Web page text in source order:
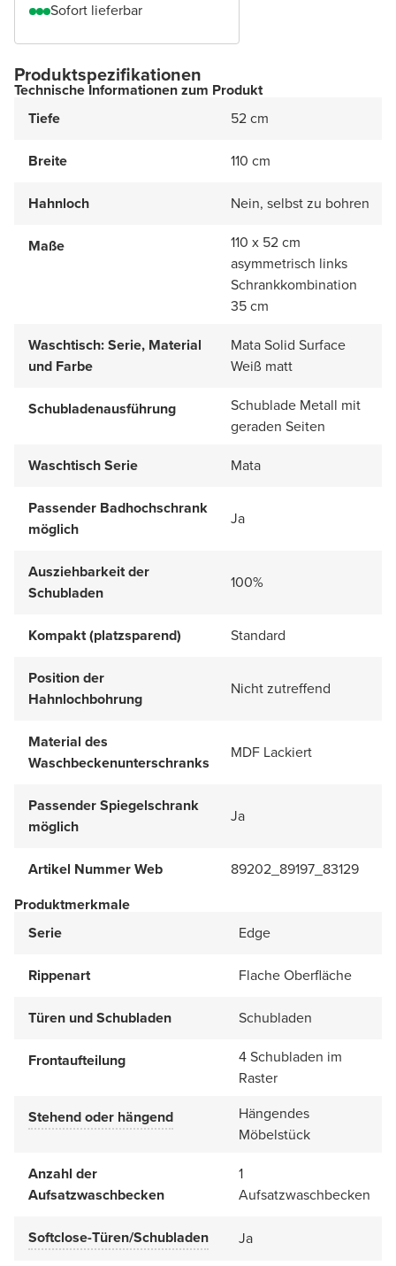
Sofort lieferbar
Produktspezifikationen
Technische Informationen zum Produkt
Tiefe
52 cm
Breite 110 cm
Hahnloch Nein, selbst zu bohren
Maße
110 x 52 cm
asymmetrisch links
Schrankkombination
35 cm
Waschtisch: Serie, Material
und Farbe
Mata Solid Surface
Weiß matt
Schubladenausführung
Schublade Metall mit
geraden Seiten
Waschtisch Serie
Mata
Passender Badhochschrank
möglich
Ja
Ausziehbarkeit der
Schubladen
100%
Kompakt (platzsparend) Standard
Position der
Hahnlochbohrung
Nicht zutreffend
Material des
Waschbeckenunterschranks
MDF Lackiert
Passender Spiegelschrank
möglich
Ja
Artikel Nummer Web
89202_89197_83129
Produktmerkmale
Serie
Edge
Rippenart Flache Oberfläche
Türen und Schubladen Schubladen
Frontaufteilung
4 Schubladen im
Raster
Stehend oder hängend
Hängendes
Möbelstück
Anzahl der
Aufsatzwaschbecken
1
Aufsatzwaschbecken
Softclose-Türen/Schubladen Ja